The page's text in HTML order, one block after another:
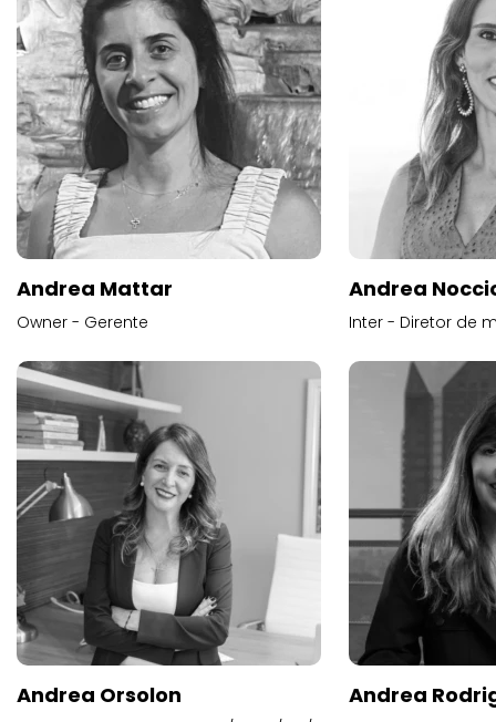
Andrea Mattar
Owner - Gerente
Andrea
Inter - Diretor de
Andrea Orsolon Andrea